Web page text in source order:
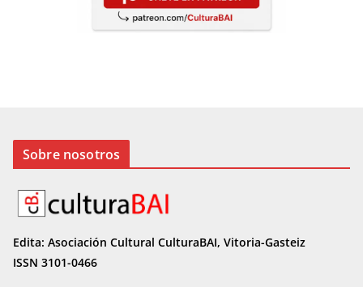
Sobre nosotros
Edita: Asociación Cultural CulturaBAI, Vitoria-Gasteiz
ISSN 3101-0466